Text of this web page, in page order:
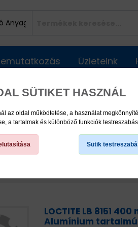
SÜTIKET HASZNÁL
az oldal működtetése, a használat
a tartalmak és különböző funkciók
Sütik
Üzleteink
- Anti-Seize
LOCTITE LB 8151 400
Alumínium